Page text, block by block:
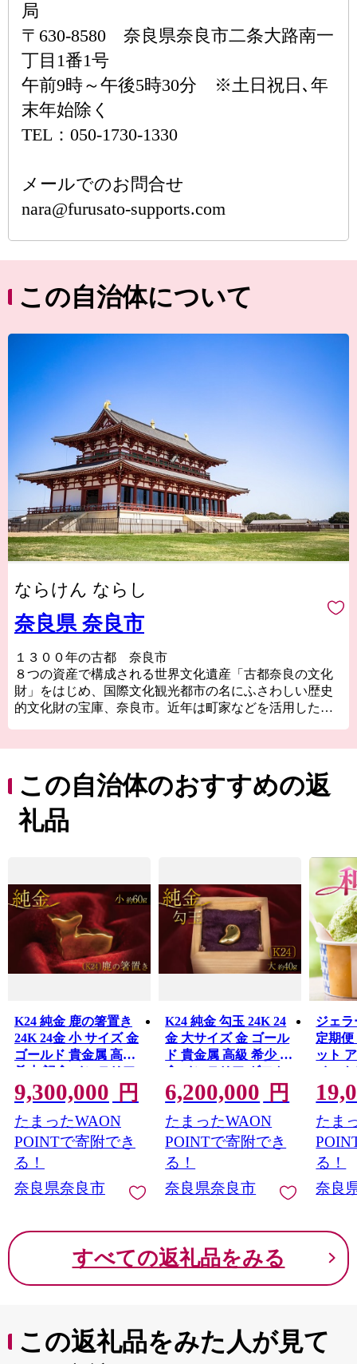
局
〒630-8580 奈良県奈良市二条大路南一
丁目1番1号
午前9時～午後5時30分 ※土日祝日､年
末年始除く
TEL：050-1730-1330
メールでのお問合せ
nara@furusato-supports.com
この自治体について
ならけん ならし
奈良県 奈良市
１３００年の古都 奈良市
８つの資産で構成される世界文化遺産「古都奈良の文化
財」をはじめ、国際文化観光都市の名にふさわしい歴史
的文化財の宝庫、奈良市。近年は町家などを活用した個
古都奈良はこれからも歴史と伝統を生かしたまちづくり
をすすめます。
この自治体のおすすめの返
礼品
K24 純金 鹿の箸置き
24K 24金 小 サイズ 金
ゴールド 貴金属 高級
希少 記念 インテリア
ギフト プレゼント 贈
り物 贈答用 合同会社
工藝舎 奈良県 奈良市
9,300,000 円
たまったWAON
POINTで寄附でき
る！
奈良県奈良市
K24 純金 勾玉 24K 24
金 大サイズ 金 ゴール
ド 貴金属 高級 希少 記
念 インテリア ギフト
プレゼント 贈り物 贈
答用 合同会社工藝舎
奈良県 奈良市
6,200,000 円
たまったWAON
POINTで寄附でき
る！
奈良県奈良市
ジェラ
定期
ット
イス
ーと
ツ シ
ぇら
ーむ
ラー
アイス
スイー
り物
都華
ラ 小
ベリー
たま
る！
奈良
すべての返礼品をみる
この返礼品をみた人が見て